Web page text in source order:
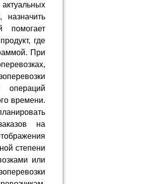
назначить
помогает
где
При
операций
времени.
на
степени
или